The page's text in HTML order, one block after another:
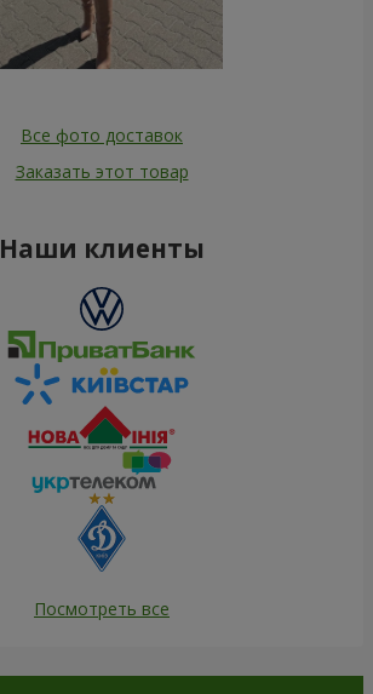
Все фото доставок
Заказать этот товар
Наши клиенты
Посмотреть все